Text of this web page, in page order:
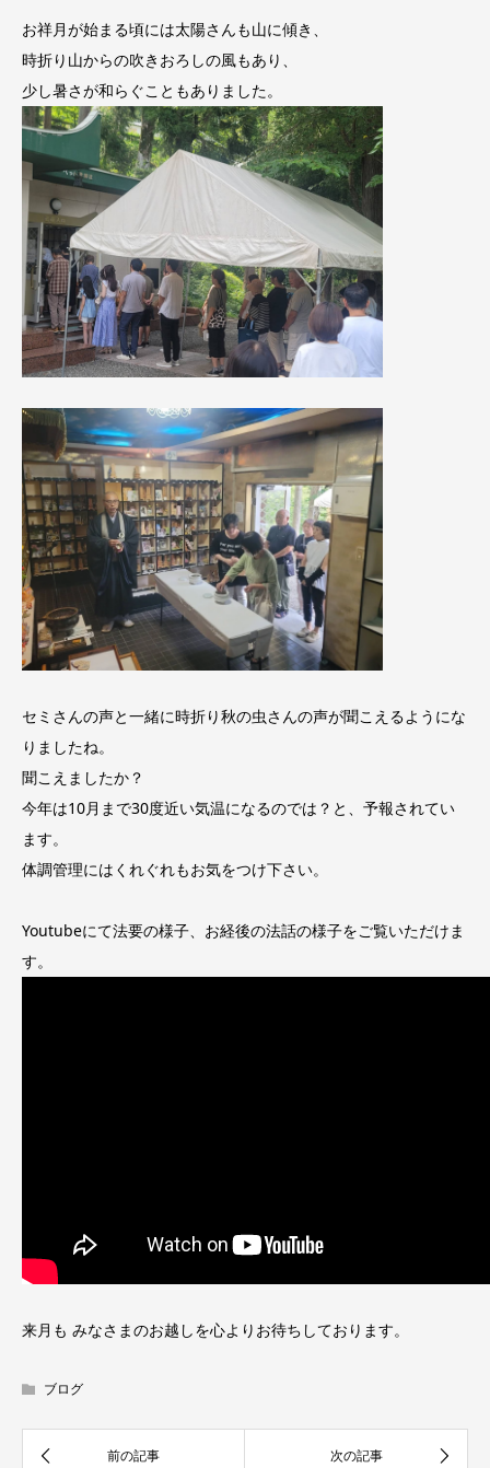
お祥月が始まる頃には太陽さんも山に傾き、
時折り山からの吹きおろしの風もあり、
少し暑さが和らぐこともありました。
セミさんの声と一緒に時折り秋の虫さんの声が聞こえるようにな
りましたね。
聞こえましたか？
今年は10月まで30度近い気温になるのでは？と、予報されてい
ます。
体調管理にはくれぐれもお気をつけ下さい。
Youtubeにて法要の様子、お経後の法話の様子をご覧いただけま
す。
来月も みなさまのお越しを心よりお待ちしております。
ブログ